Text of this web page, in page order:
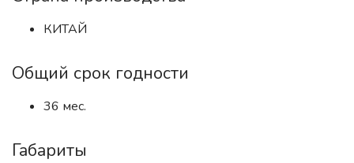
КИТАЙ
Общий срок годности
36 мес.
Габариты